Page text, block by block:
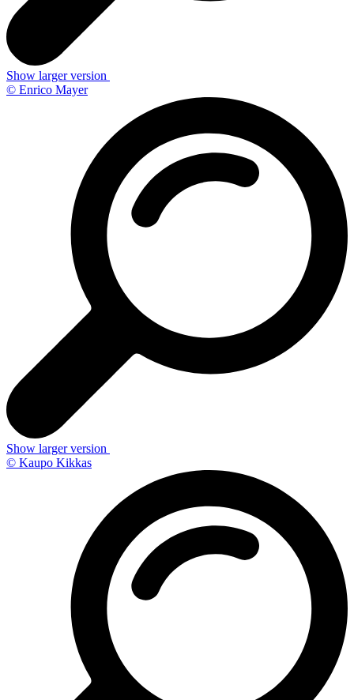
Show larger version
© Enrico Mayer
Show larger version
© Kaupo Kikkas